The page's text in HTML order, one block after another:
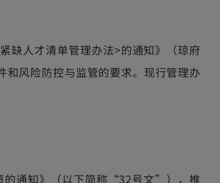
缺人才清单管理办法>的通知》（琼府
和风险防控与监管的要求。现行管理办
的通知》（以下简称“32号文”），推